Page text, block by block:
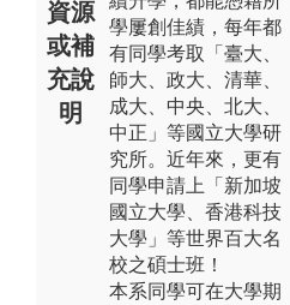
資源
或補
充說
明
學屢創佳績，每年都
有同學考取「臺大、
師大、政大、清華、
成大、中央、北大、
中正」等國立大學研
究所。近年來，更有
同學申請上「新加坡
國立大學、香港科技
大學」等世界百大名
校之碩士班！
本系同學可在大學期